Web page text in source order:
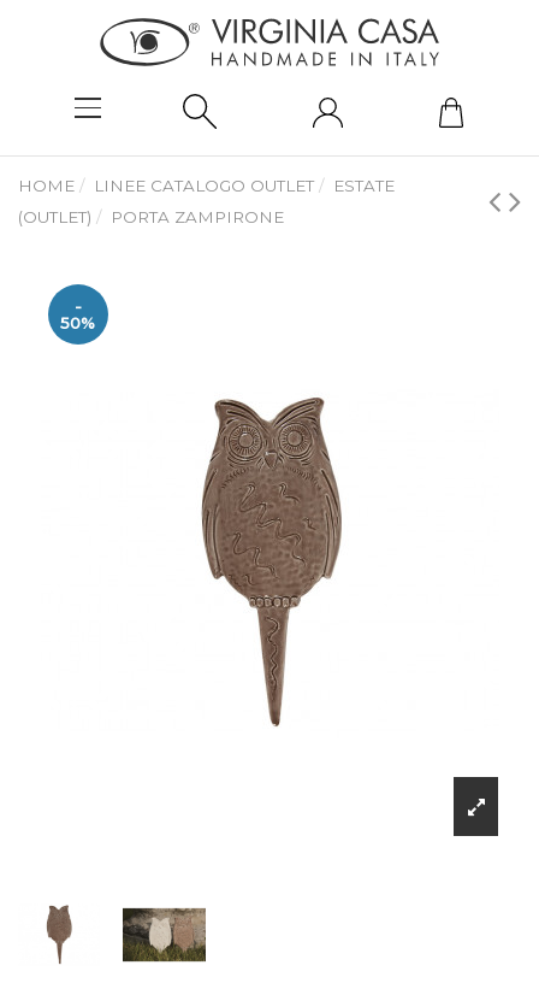
HOME LINEE CATALOGO OUTLET
ESTATE
(OUTLET)
PORTA ZAMPIRONE
-
50%